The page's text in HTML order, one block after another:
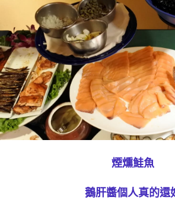
煙燻鮭魚
鵝肝醬個人真的還